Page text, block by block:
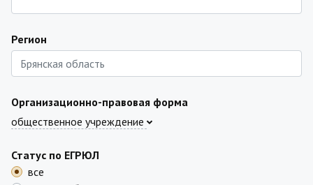
Регион
Организационно-правовая форма
общественное учреждение
Статус по ЕГРЮЛ
все